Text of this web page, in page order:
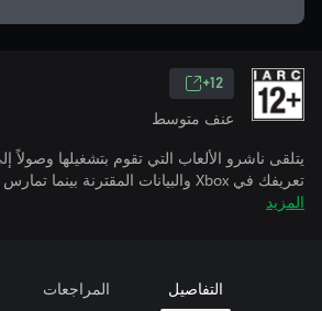
12+
عنف متوسط
يتلقى ناشرو الألعاب التي تقوم بتشغيلها
تعريفك في Xbox والبيانات المقترنة بينما تمارس الألعاب.
المزيد
التفاصيل المراجعات